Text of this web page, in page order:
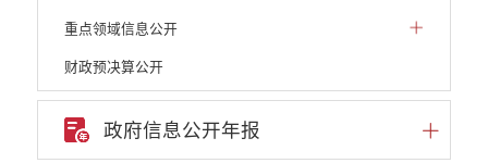
重点领域信息公开
财政预决算公开
人大建议和政协提案
机构职能
政府信息公开年报